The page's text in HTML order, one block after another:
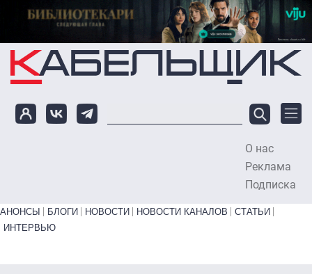
Перейти к основному содержанию
О нас
Реклама
Подписка
Primary links bottom
АНОНСЫ БЛОГИ НОВОСТИ НОВОСТИ КАНАЛОВ
СТАТЬИ
ИНТЕРВЬЮ